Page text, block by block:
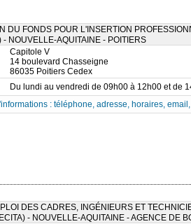
DU FONDS POUR L'INSERTION
NOUVELLE-AQUITAINE - POITIERS
Capitole V
14 boulevard Chasseigne
86035 Poitiers Cedex
Du lundi au vendredi de 09h00 à 12h00 et de
: téléphone, adresse, horaires,
DES CADRES, INGÉNIEURS ET
- NOUVELLE-AQUITAINE - AGENCE DE